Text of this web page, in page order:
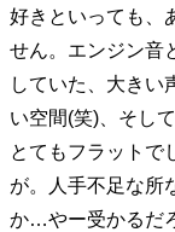
好きといっても、
せん。エンジン音
していた、大きい
い空間(笑)、そし
とてもフラットで
が。人手不足な所
か…やー受かるだ